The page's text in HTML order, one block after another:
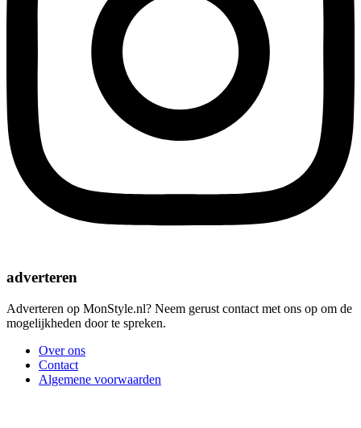
adverteren
Adverteren op MonStyle.nl? Neem gerust contact met ons op om de
mogelijkheden door te spreken.
Over ons
Contact
Algemene voorwaarden